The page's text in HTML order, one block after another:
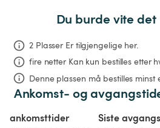
Du burde vite det
2 Plasser Er tilgjengelige her.
fire netter Kan kun bestilles etter
Denne plassen må bestilles minst
Ankomst- og
ankomsttider Siste